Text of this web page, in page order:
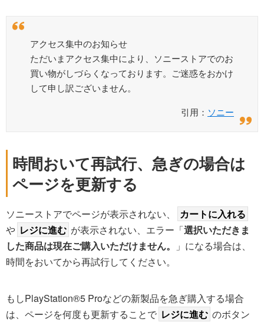
アクセス集中のお知らせ
ただいまアクセス集中により、ソニーストアでのお
買い物がしづらくなっております。ご迷惑をおかけ
して申し訳ございません。
引用： ソニー
時間おいて再試行、急ぎの場合は
ページを更新する
ソニーストアでページが表示されない、
カートに入れる
や レジに進む が表示されない、エラー「選択いただきま
した商品は現在ご購入いただけません。
」になる場合は、
時間をおいてから再試行してください。
もしPlayStation®5 Proなどの新製品を急ぎ購入する場合
は、ページを何度も更新することで レジに進む のボタン